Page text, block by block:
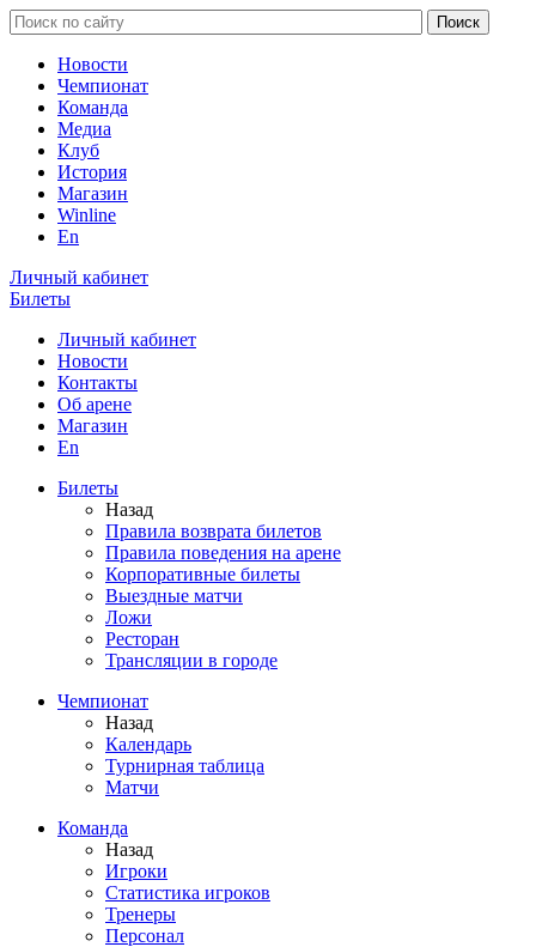
Новости
Чемпионат
Команда
Медиа
Клуб
История
Магазин
Winline
En
Личный кабинет
Билеты
Личный кабинет
Новости
Контакты
Об арене
Магазин
En
Билеты
Назад
Правила возврата билетов
Правила поведения на арене
Корпоративные билеты
Выездные матчи
Ложи
Ресторан
Трансляции в городе
Чемпионат
Назад
Календарь
Турнирная таблица
Матчи
Команда
Назад
Игроки
Статистика игроков
Тренеры
Персонал